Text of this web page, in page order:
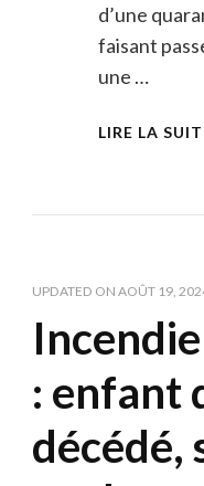
d’une
faisant
une …
LIRE LA
UPDATED ON AOÛT 19,
: enfant
décédé,